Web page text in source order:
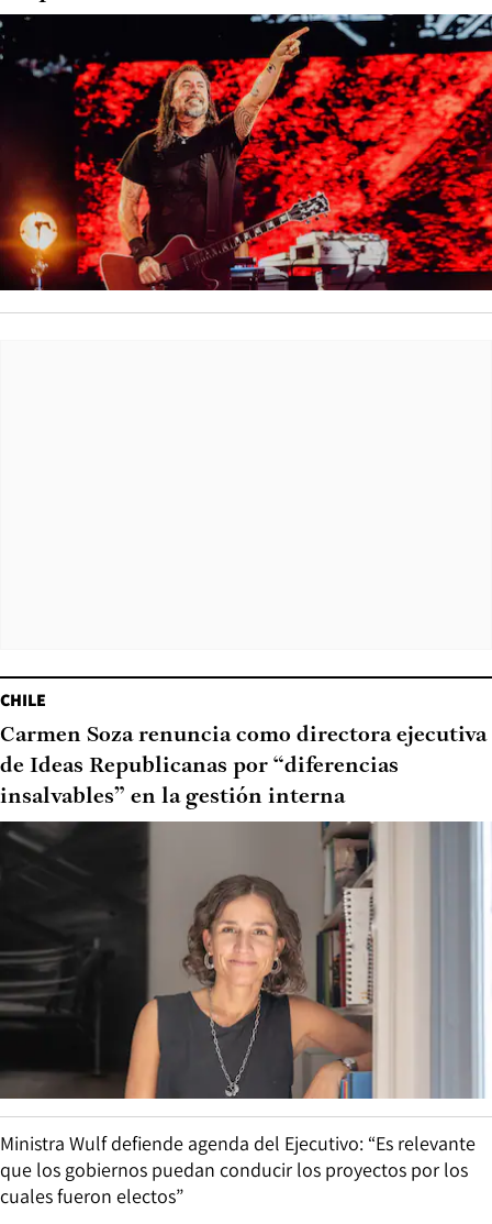
CHILE
Carmen Soza renuncia como directora ejecutiva
de Ideas Republicanas por “diferencias
insalvables” en la gestión interna
Ministra Wulf defiende agenda del Ejecutivo: “Es relevante
que los gobiernos puedan conducir los proyectos por los
cuales fueron electos”